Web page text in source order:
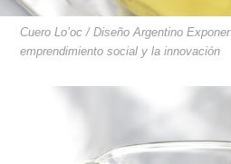
Cuero Lo’oc / Diseño Argentino
emprendimiento social y la innovación